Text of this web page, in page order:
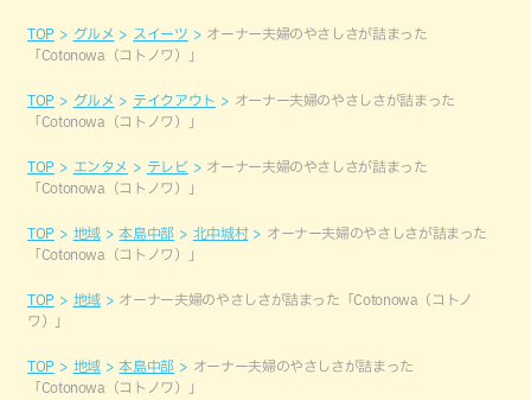
TOP グルメ スイーツ
オーナー夫婦のやさしさが詰まった
「Cotonowa（コトノワ）」
TOP グルメ テイクアウト
オーナー夫婦のやさしさが詰まった
「Cotonowa（コトノワ）」
TOP エンタメ テレビ
オーナー夫婦のやさしさが詰まった
「Cotonowa（コトノワ）」
TOP 地域 本島中部 北中城村
オーナー夫婦のやさしさが詰まった
「Cotonowa（コトノワ）」
TOP 地域
オーナー夫婦のやさしさが詰まった「Cotonowa（コトノ
ワ）」
TOP 地域 本島中部
オーナー夫婦のやさしさが詰まった
「Cotonowa（コトノワ）」